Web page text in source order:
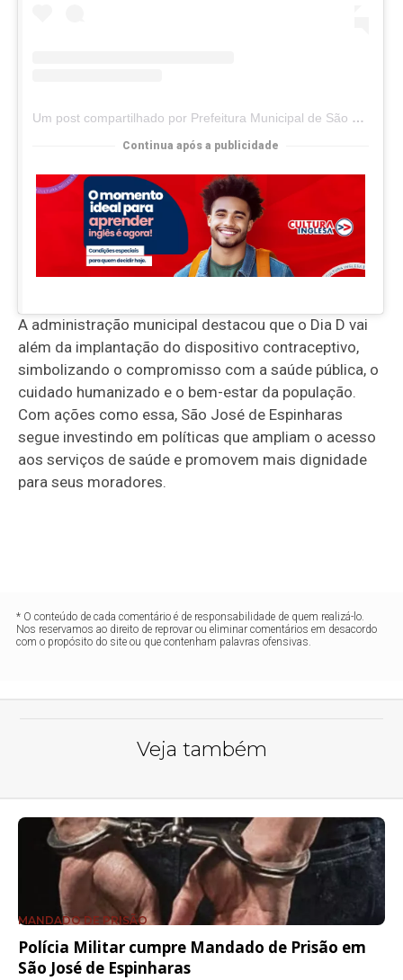
Um post compartilhado por Prefeitura Municipal de São José de Espinharas-PB (@pmsaojosedeespinharasof)
Continua após a publicidade
A administração municipal destacou que o Dia D vai
além da implantação do dispositivo contraceptivo,
simbolizando o compromisso com a saúde pública, o
cuidado humanizado e o bem-estar da população.
Com ações como essa, São José de Espinharas
segue investindo em políticas que ampliam o acesso
aos serviços de saúde e promovem mais dignidade
para seus moradores.
* O conteúdo de cada comentário é de responsabilidade de quem realizá-lo.
Nos reservamos ao direito de reprovar ou eliminar comentários em desacordo
com o propósito do site ou que contenham palavras ofensivas.
Veja também
MANDADO DE PRISÃO
Polícia Militar cumpre Mandado de Prisão em
São José de Espinharas